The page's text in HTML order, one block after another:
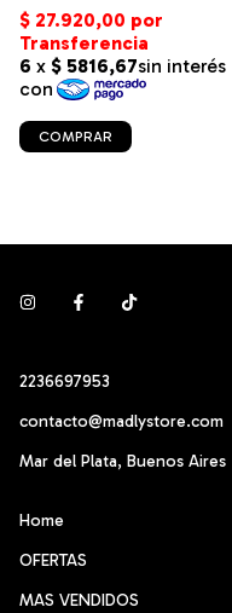
2236697953
contacto@madlystore.com
Mar del Plata, Buenos Aires
Home
OFERTAS
MAS VENDIDOS